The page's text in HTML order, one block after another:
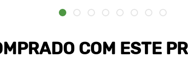
COM ESTE